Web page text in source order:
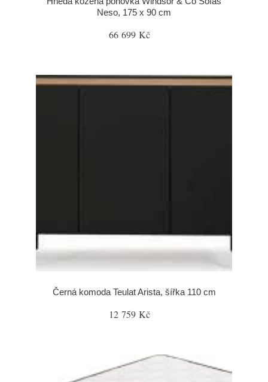
Neso, 175 x 90 cm
66 699 Kč
Černá komoda Teulat Arista, šířka 110 cm
12 759 Kč